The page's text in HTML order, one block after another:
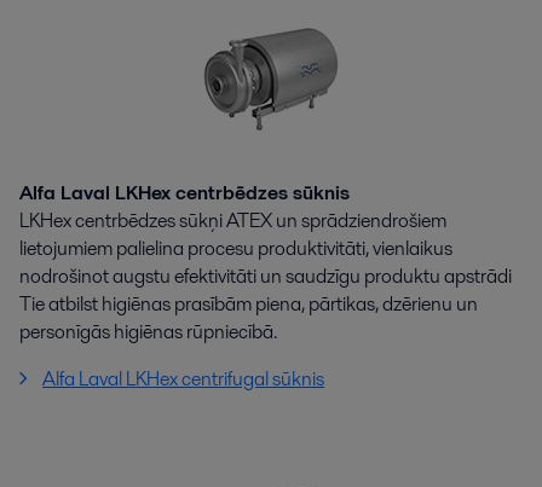
Alfa Laval LKHex centrbēdzes sūknis
LKHex centrbēdzes sūkņi ATEX un sprādziendrošiem
lietojumiem palielina procesu produktivitāti, vienlaikus
nodrošinot augstu efektivitāti un saudzīgu produktu apstrādi
Tie atbilst higiēnas prasībām piena, pārtikas, dzērienu un
personīgās higiēnas rūpniecībā.
Alfa Laval LKHex centrifugal sūknis